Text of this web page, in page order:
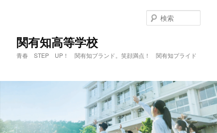
関有知高等学校
青春 STEP UP！ 関有知ブランド。笑顔満点！ 関有知プライド
索